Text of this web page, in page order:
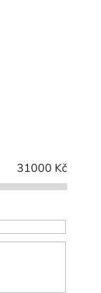
31000 Kč